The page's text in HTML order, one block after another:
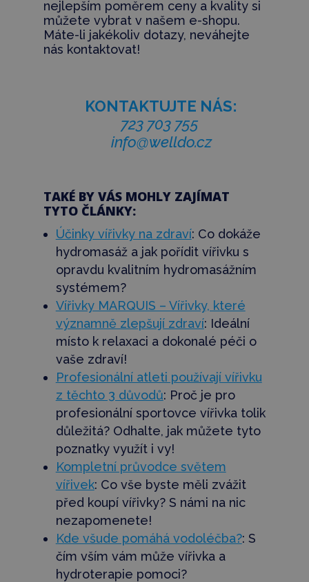
nejlepším poměrem ceny a kvality si
můžete vybrat v našem e-shopu.
Máte-li jakékoliv dotazy, neváhejte
nás kontaktovat!
KONTAKTUJTE NÁS:
723 703 755
info@welldo.cz
TAKÉ BY VÁS MOHLY ZAJÍMAT
TYTO ČLÁNKY:
Účinky vířivky na zdraví: Co dokáže
hydromasáž a jak pořídit vířivku s
opravdu kvalitním hydromasážním
systémem?
Vířivky MARQUIS – Vířivky, které
významně zlepšují zdraví: Ideální
místo k relaxaci a dokonalé péči o
vaše zdraví!
Profesionální atleti používají vířivku
z těchto 3 důvodů: Proč je pro
profesionální sportovce vířivka tolik
důležitá? Odhalte, jak můžete tyto
poznatky využít i vy!
Kompletní průvodce světem
vířivek: Co vše byste měli zvážit
před koupí vířivky? S námi na nic
nezapomenete!
Kde všude pomáhá vodoléčba?: S
čím vším vám může vířivka a
hydroterapie pomoci?